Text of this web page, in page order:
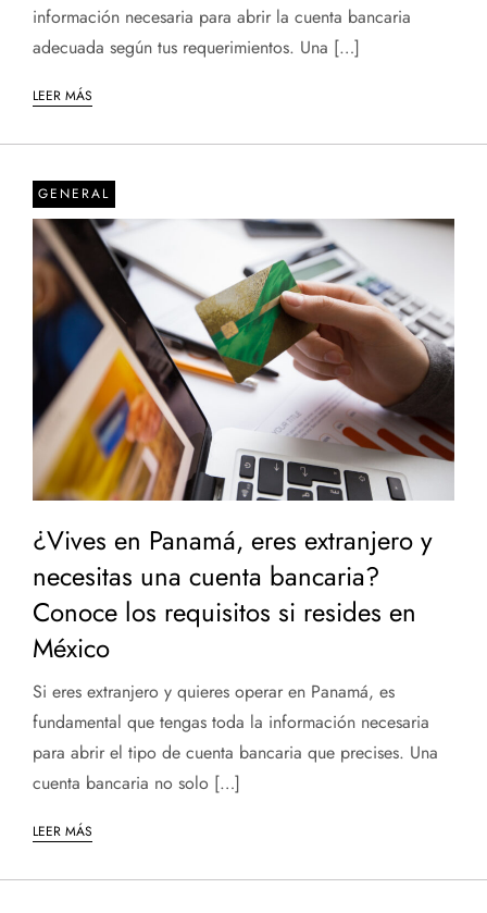
información necesaria para abrir la cuenta bancaria
adecuada según tus requerimientos. Una […]
LEER MÁS
GENERAL
¿Vives en Panamá, eres extranjero y
necesitas una cuenta bancaria?
Conoce los requisitos si resides en
México
Si eres extranjero y quieres operar en Panamá, es
fundamental que tengas toda la información necesaria
para abrir el tipo de cuenta bancaria que precises. Una
cuenta bancaria no solo […]
LEER MÁS